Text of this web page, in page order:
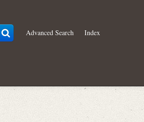
Advanced Search Index